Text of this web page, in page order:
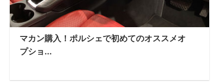
マカン購入！ポルシェで初めてのオススメオ
プショ...